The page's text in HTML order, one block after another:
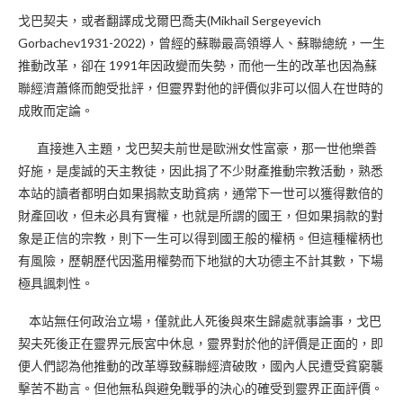
戈巴契夫，或者翻譯成戈爾巴喬夫(Mikhail Sergeyevich
Gorbachev1931-2022)，曾經的蘇聯最高領導人、蘇聯總統，一生
推動改革，卻在 1991年因政變而失勢，而他一生的改革也因為蘇
聯經濟蕭條而飽受批評，但靈界對他的評價似非可以個人在世時的
成敗而定論。
直接進入主題，戈巴契夫前世是歐洲女性富豪，那一世他樂善
好施，是虔誠的天主教徒，因此捐了不少財產推動宗教活動，熟悉
本站的讀者都明白如果捐款支助貧病，通常下一世可以獲得數倍的
財產回收，但未必具有實權，也就是所謂的國王，但如果捐款的對
象是正信的宗教，則下一生可以得到國王般的權柄。但這種權柄也
有風險，歷朝歷代因濫用權勢而下地獄的大功德主不計其數，下場
極具諷刺性。
本站無任何政治立場，僅就此人死後與來生歸處就事論事，戈巴
契夫死後正在靈界元辰宮中休息，靈界對於他的評價是正面的，即
便人們認為他推動的改革導致蘇聯經濟破敗，國內人民遭受貧窮襲
擊苦不勘言。但他無私與避免戰爭的決心的確受到靈界正面評價。